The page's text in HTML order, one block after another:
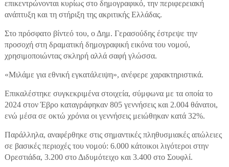
επικεντρώνονται κυρίως στο δημογραφικό, την περιφερειακή
ανάπτυξη και τη στήριξη της ακριτικής Ελλάδας.
Στο πρόσφατο βίντεό του, ο Δημ. Γερασούδης έστρεψε την
προσοχή στη δραματική δημογραφική εικόνα του νομού,
χρησιμοποιώντας σκληρή αλλά σαφή γλώσσα.
«Μιλάμε για εθνική εγκατάλειψη», ανέφερε χαρακτηριστικά.
Επικαλέστηκε συγκεκριμένα στοιχεία, σύμφωνα με τα οποία το
2024 στον Έβρο καταγράφηκαν 805 γεννήσεις και 2.004 θάνατοι,
ενώ μέσα σε οκτώ χρόνια οι γεννήσεις μειώθηκαν κατά 32%.
Παράλληλα, αναφέρθηκε στις σημαντικές πληθυσμιακές απώλειες
σε βασικές περιοχές του νομού: 6.000 κάτοικοι λιγότεροι στην
Ορεστιάδα, 3.200 στο Διδυμότειχο και 3.400 στο Σουφλί.